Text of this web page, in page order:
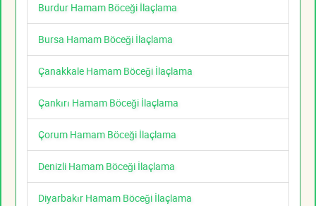
Burdur Hamam Böceği İlaçlama
Bursa Hamam Böceği İlaçlama
Çanakkale Hamam Böceği İlaçlama
Çankırı Hamam Böceği İlaçlama
Çorum Hamam Böceği İlaçlama
Denizli Hamam Böceği İlaçlama
Diyarbakır Hamam Böceği İlaçlama